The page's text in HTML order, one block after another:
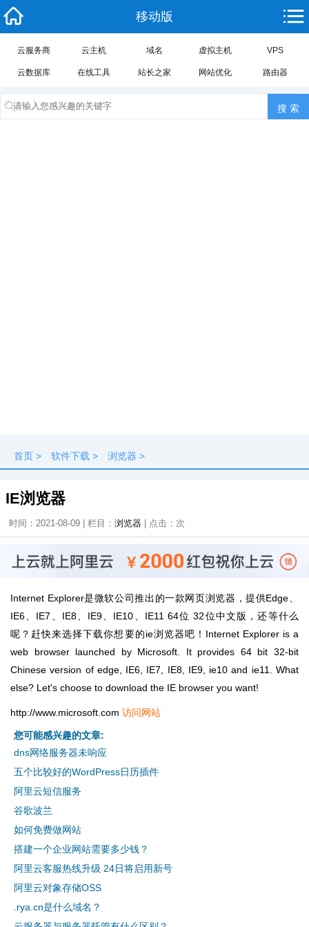
移动版
云服务商 云主机 域名 虚拟主机 VPS
云数据库 在线工具 站长之家 网站优化 路由器
首页 > 软件下载 > 浏览器 >
IE浏览器
时间：2021-08-09 | 栏目： 浏览器 | 点击： 次
Internet Explorer是微软公司推出的一款网页浏览器，提供Edge、
IE6、IE7、IE8、IE9、IE10、IE11 64位 32位中文版，还等什么
呢？赶快来选择下载你想要的ie浏览器吧！Internet Explorer is a
web browser launched by Microsoft. It provides 64 bit 32-bit
Chinese version of edge, IE6, IE7, IE8, IE9, ie10 and ie11. What
else? Let's choose to download the IE browser you want!
http://www.microsoft.com 访问网站
您可能感兴趣的文章:
dns网络服务器未响应
五个比较好的WordPress日历插件
阿里云短信服务
谷歌波兰
如何免费做网站
搭建一个企业网站需要多少钱？
阿里云客服热线升级 24日将启用新号
阿里云对象存储OSS
.rya.cn是什么域名？